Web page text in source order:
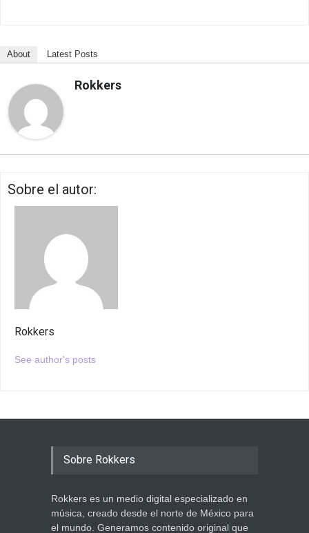
About Latest Posts
Rokkers
Sobre el autor:
Rokkers
See author's posts
Sobre Rokkers
Rokkers es un medio digital especializado en
música, creado desde el norte de México para
el mundo. Generamos contenido original que